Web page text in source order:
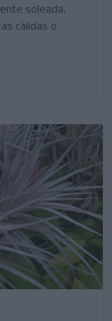
soleada,
cálidas o